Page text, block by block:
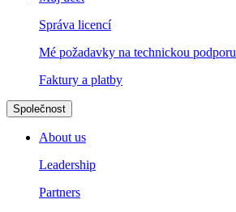
Správa licencí
Mé požadavky na technickou podporu
Faktury a platby
Společnost
About us
Leadership
Partners